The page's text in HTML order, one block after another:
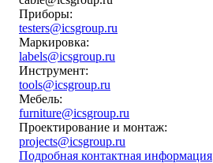
Приборы:
testers@icsgroup.ru
Маркировка:
labels@icsgroup.ru
Инструмент:
tools@icsgroup.ru
Мебель:
furniture@icsgroup.ru
Проектирование и монтаж:
projects@icsgroup.ru
Подробная контактная информация